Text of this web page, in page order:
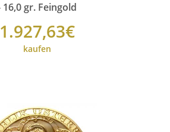
16,0 gr. Feingold
1.927,63€
kaufen